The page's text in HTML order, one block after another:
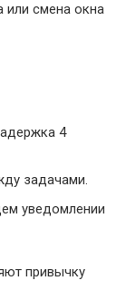
или смена окна
4
задачами.
уведомлении
привычку